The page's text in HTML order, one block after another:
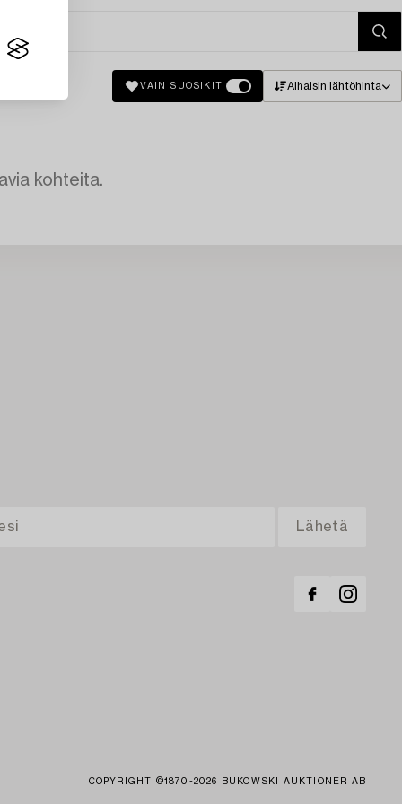
VAIN SUOSIKIT Alhaisin lähtöhinta
kohteita.
COPYRIGHT ©1870-2026 BUKOWSKI AUKTIONER AB